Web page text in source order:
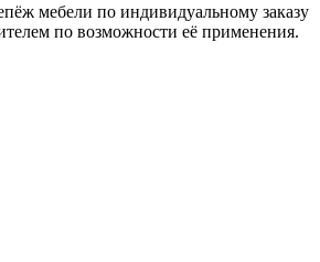
мебели по индивидуальному заказу
по возможности её применения.